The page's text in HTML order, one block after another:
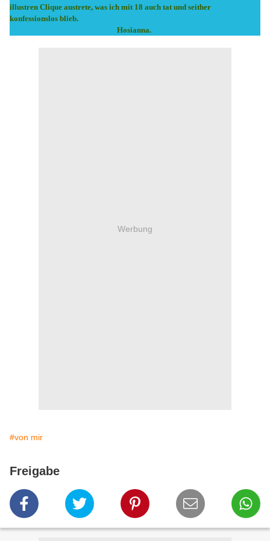
illustren Clique austrete, was ich mit 18 auch tat und seither
konfessionslos blieb.
Hosianna.
Werbung
#von mir
Freigabe